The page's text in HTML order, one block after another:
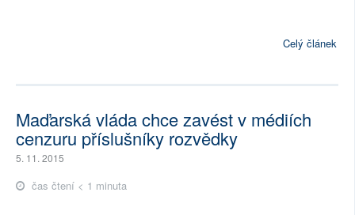
Celý článek
Maďarská vláda chce zavést v médiích
cenzuru příslušníky rozvědky
5. 11. 2015
čas čtení < 1 minuta